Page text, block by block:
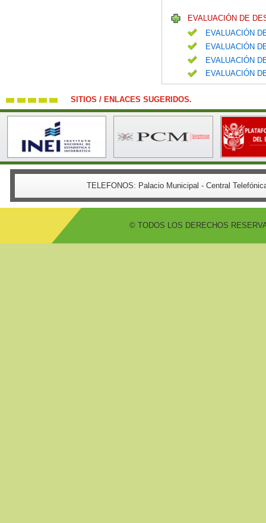
EVALUACIÓN DE
EVALUACIÓN
EVALUACIÓN
EVALUACIÓN
EVALUACIÓN
SITIOS / ENLACES SUGERIDOS.
TELEFONOS: Palacio Municipal - Central
© TODOS LOS DERECHOS